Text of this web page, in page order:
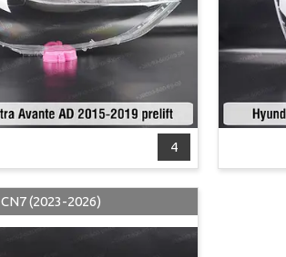
4
CN7 (2023-2026)